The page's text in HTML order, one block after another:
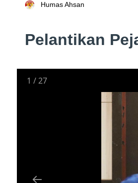
Humas Ahsan
Pelantikan
1 /27